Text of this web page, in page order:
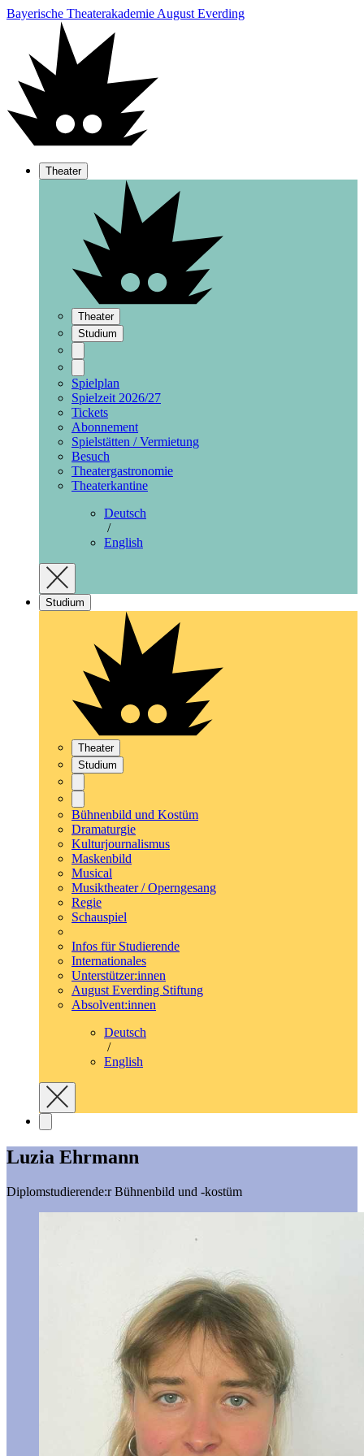
Bayerische Theaterakademie August Everding
Theater
Theater
Studium
Spielplan
Spielzeit 2026/27
Tickets
Abonnement
Spielstätten / Vermietung
Besuch
Theatergastronomie
Theaterkantine
Deutsch
/
English
Studium
Theater
Studium
Bühnenbild und Kostüm
Dramaturgie
Kulturjournalismus
Maskenbild
Musical
Musiktheater / Operngesang
Regie
Schauspiel
Infos für Studierende
Internationales
Unterstützer:innen
August Everding Stiftung
Absolvent:innen
Deutsch
/
English
Luzia Ehrmann
Diplomstudierende:r Bühnenbild und -kostüm